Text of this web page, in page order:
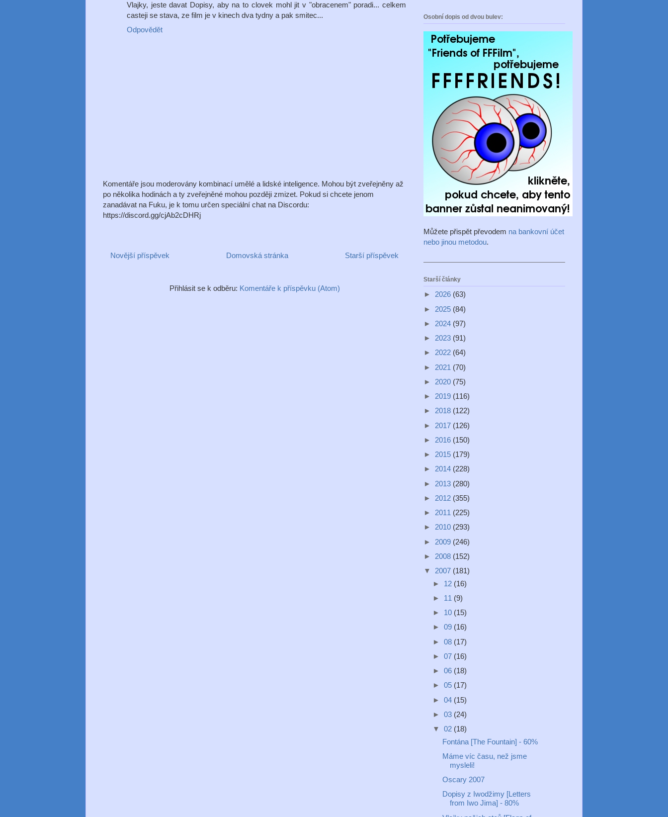
Vlajky, jeste davat Dopisy, aby na to clovek mohl jit v "obracenem" poradi... celkem
casteji se stava, ze film je v kinech dva tydny a pak smitec...
Odpovědět
Komentáře jsou moderovány kombinací umělé a lidské inteligence. Mohou být zveřejněny až
po několika hodinách a ty zveřejněné mohou později zmizet. Pokud si chcete jenom
zanadávat na Fuku, je k tomu určen speciální chat na Discordu:
https://discord.gg/cjAb2cDHRj
Novější příspěvek Starší příspěvek
Domovská stránka
Přihlásit se k odběru: Komentáře k příspěvku (Atom)
Osobní dopis od dvou bulev:
Můžete přispět převodem na bankovní účet
nebo jinou metodou.
Starší články
► 2026 (63)
► 2025 (84)
► 2024 (97)
► 2023 (91)
► 2022 (64)
► 2021 (70)
► 2020 (75)
► 2019 (116)
► 2018 (122)
► 2017 (126)
► 2016 (150)
► 2015 (179)
► 2014 (228)
► 2013 (280)
► 2012 (355)
► 2011 (225)
► 2010 (293)
► 2009 (246)
► 2008 (152)
▼ 2007 (181)
► 12 (16)
► 11 (9)
► 10 (15)
► 09 (16)
► 08 (17)
► 07 (16)
► 06 (18)
► 05 (17)
► 04 (15)
► 03 (24)
▼ 02 (18)
Fontána [The Fountain] - 60%
Máme víc času, než jsme
mysleli!
Oscary 2007
Dopisy z Iwodžimy [Letters
from Iwo Jima] - 80%